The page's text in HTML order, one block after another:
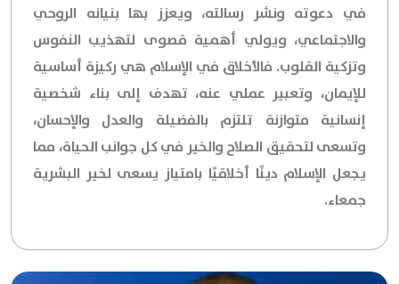
في دعوته ونشر رسالته، ويعزز بها بنيانه الروحي
والاجتماعي، ويولي أهمية قصوى لتهذيب النفوس
وتزكية القلوب. فالأخلاق في الإسلام هي ركيزة أساسية
للإيمان، وتعبير عملي عنه، تهدف إلى بناء شخصية
إنسانية متوازنة تلتزم بالفضيلة والعدل والإحسان،
وتسعى لتحقيق الصلاح والخير في كل جوانب الحياة، مما
يجعل الإسلام دينًا أخلاقيًا بامتياز يسعى لخير البشرية
جمعاء.